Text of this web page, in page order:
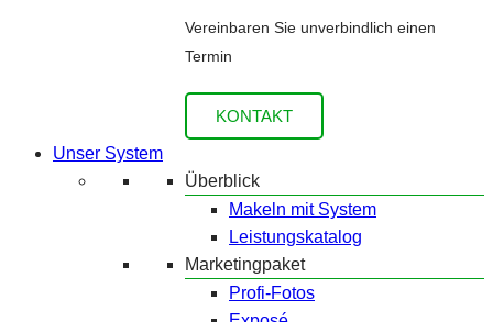
Vereinbaren Sie unverbindlich einen
Termin
KONTAKT
Unser System
Überblick
Makeln mit System
Leistungskatalog
Marketingpaket
Profi-Fotos